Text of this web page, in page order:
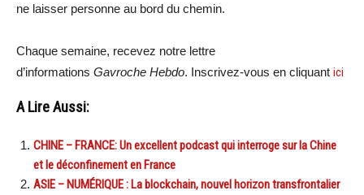
ne laisser personne au bord du chemin.
Chaque semaine, recevez notre lettre
d’informations Gavroche Hebdo. Inscrivez-vous en cliquant ici
A Lire Aussi:
CHINE – FRANCE: Un excellent podcast qui interroge sur la Chine
et le déconfinement en France
ASIE – NUMÉRIQUE : La blockchain, nouvel horizon transfrontalier